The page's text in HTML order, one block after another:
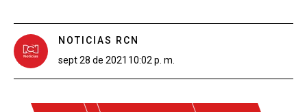
NOTICIAS RCN
sept 28 de 2021 10:02 p. m.